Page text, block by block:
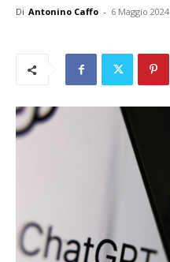
Di Antonino Caffo - 6 Maggio 2024